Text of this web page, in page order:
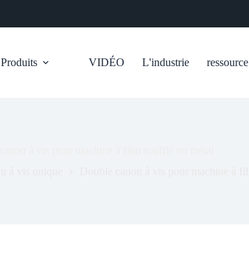
Produits VIDÉO L'industrie ressource